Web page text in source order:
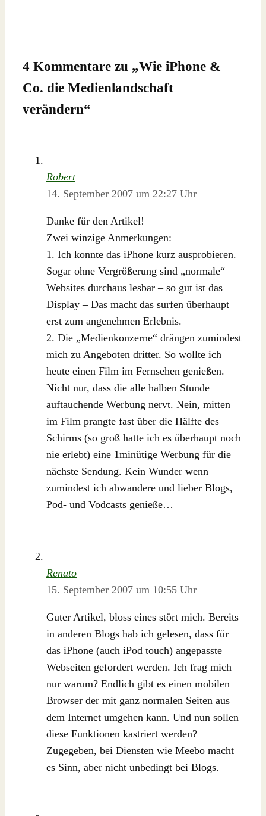
4 Kommentare zu „Wie iPhone &
Co. die Medienlandschaft
verändern“
Robert
14. September 2007 um 22:27 Uhr
Danke für den Artikel!
Zwei winzige Anmerkungen:
1. Ich konnte das iPhone kurz ausprobieren.
Sogar ohne Vergrößerung sind „normale“
Websites durchaus lesbar – so gut ist das
Display – Das macht das surfen überhaupt
erst zum angenehmen Erlebnis.
2. Die „Medienkonzerne“ drängen zumindest
mich zu Angeboten dritter. So wollte ich
heute einen Film im Fernsehen genießen.
Nicht nur, dass die alle halben Stunde
auftauchende Werbung nervt. Nein, mitten
im Film prangte fast über die Hälfte des
Schirms (so groß hatte ich es überhaupt noch
nie erlebt) eine 1minütige Werbung für die
nächste Sendung. Kein Wunder wenn
zumindest ich abwandere und lieber Blogs,
Pod- und Vodcasts genieße…
Renato
15. September 2007 um 10:55 Uhr
Guter Artikel, bloss eines stört mich. Bereits
in anderen Blogs hab ich gelesen, dass für
das iPhone (auch iPod touch) angepasste
Webseiten gefordert werden. Ich frag mich
nur warum? Endlich gibt es einen mobilen
Browser der mit ganz normalen Seiten aus
dem Internet umgehen kann. Und nun sollen
diese Funktionen kastriert werden?
Zugegeben, bei Diensten wie Meebo macht
es Sinn, aber nicht unbedingt bei Blogs.